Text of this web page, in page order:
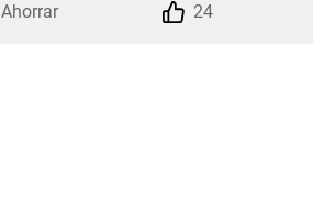
Ahorrar 24